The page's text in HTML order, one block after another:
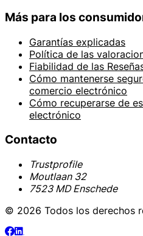
Más para los
Garantías explicadas
Política de las
Fiabilidad de las
Cómo mantenerse
comercio electrónico
Cómo recuperarse de
electrónico
Contacto
Trustprofile
Moutlaan 32
7523 MD Enschede
© 2026 Todos los derechos